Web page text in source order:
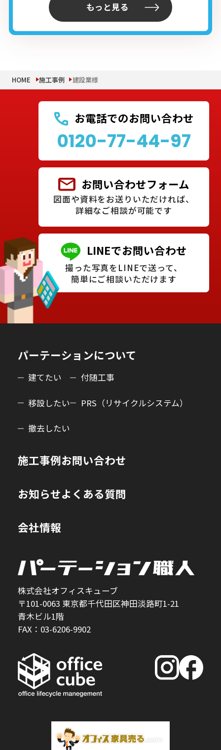
もっと見る
HOME 施工事例 建設業様
お電話でのお問い合わせ
0120-77-44-97
お問い合わせフォーム
図面や資料をお送りいただければ、
詳細なご相談が可能です
LINEでお問い合わせ
撮った写真をLINEで送って、
簡単にご相談いただけます
パーテーションについて
建てたい
移設したい
撤去したい
付随工事
PRS（リサイクルシステム）
施工事例
お知らせ
会社情報
お問い合わせ
よくある質問
株式会社オフィスキューブ
〒101-0063 東京都千代田区神田淡路町1-21
青木ビル1階
FAX：03-6206-9902